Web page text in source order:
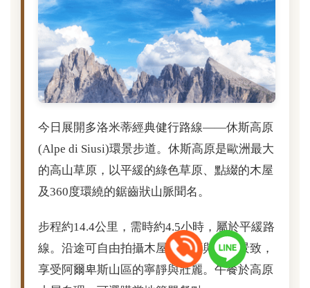
今日展開多洛米蒂經典健行路線——休斯高原
(Alpe di Siusi)環景步道。休斯高原是歐洲最大
的高山草原，以平緩的綠色草原、點綴的木屋
及360度環繞的鋸齒狀山脈聞名。
步程約14.4公里，需時約4.5小時，屬於平緩路
線。沿途可自由拍攝木屋、草原與遠山景致，
享受阿爾卑斯山區的寧靜與壯麗。午餐於高原